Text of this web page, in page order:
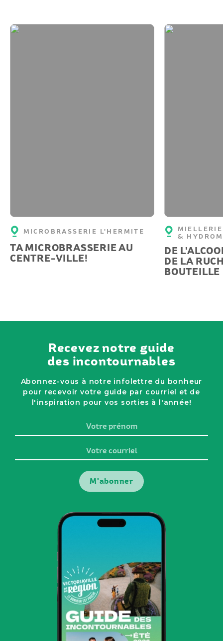
MICROBRASSERIE L'HERMITE
TA MICROBRASSERIE AU
CENTRE-VILLE!
&
DE
DE LA
BOUTEILLE
Recevez notre guide
des incontournables
Abonnez-vous à notre infolettre du bonheur
pour recevoir votre guide par courriel et de
l'inspiration pour vos sorties à l'année!
prénom
courriel